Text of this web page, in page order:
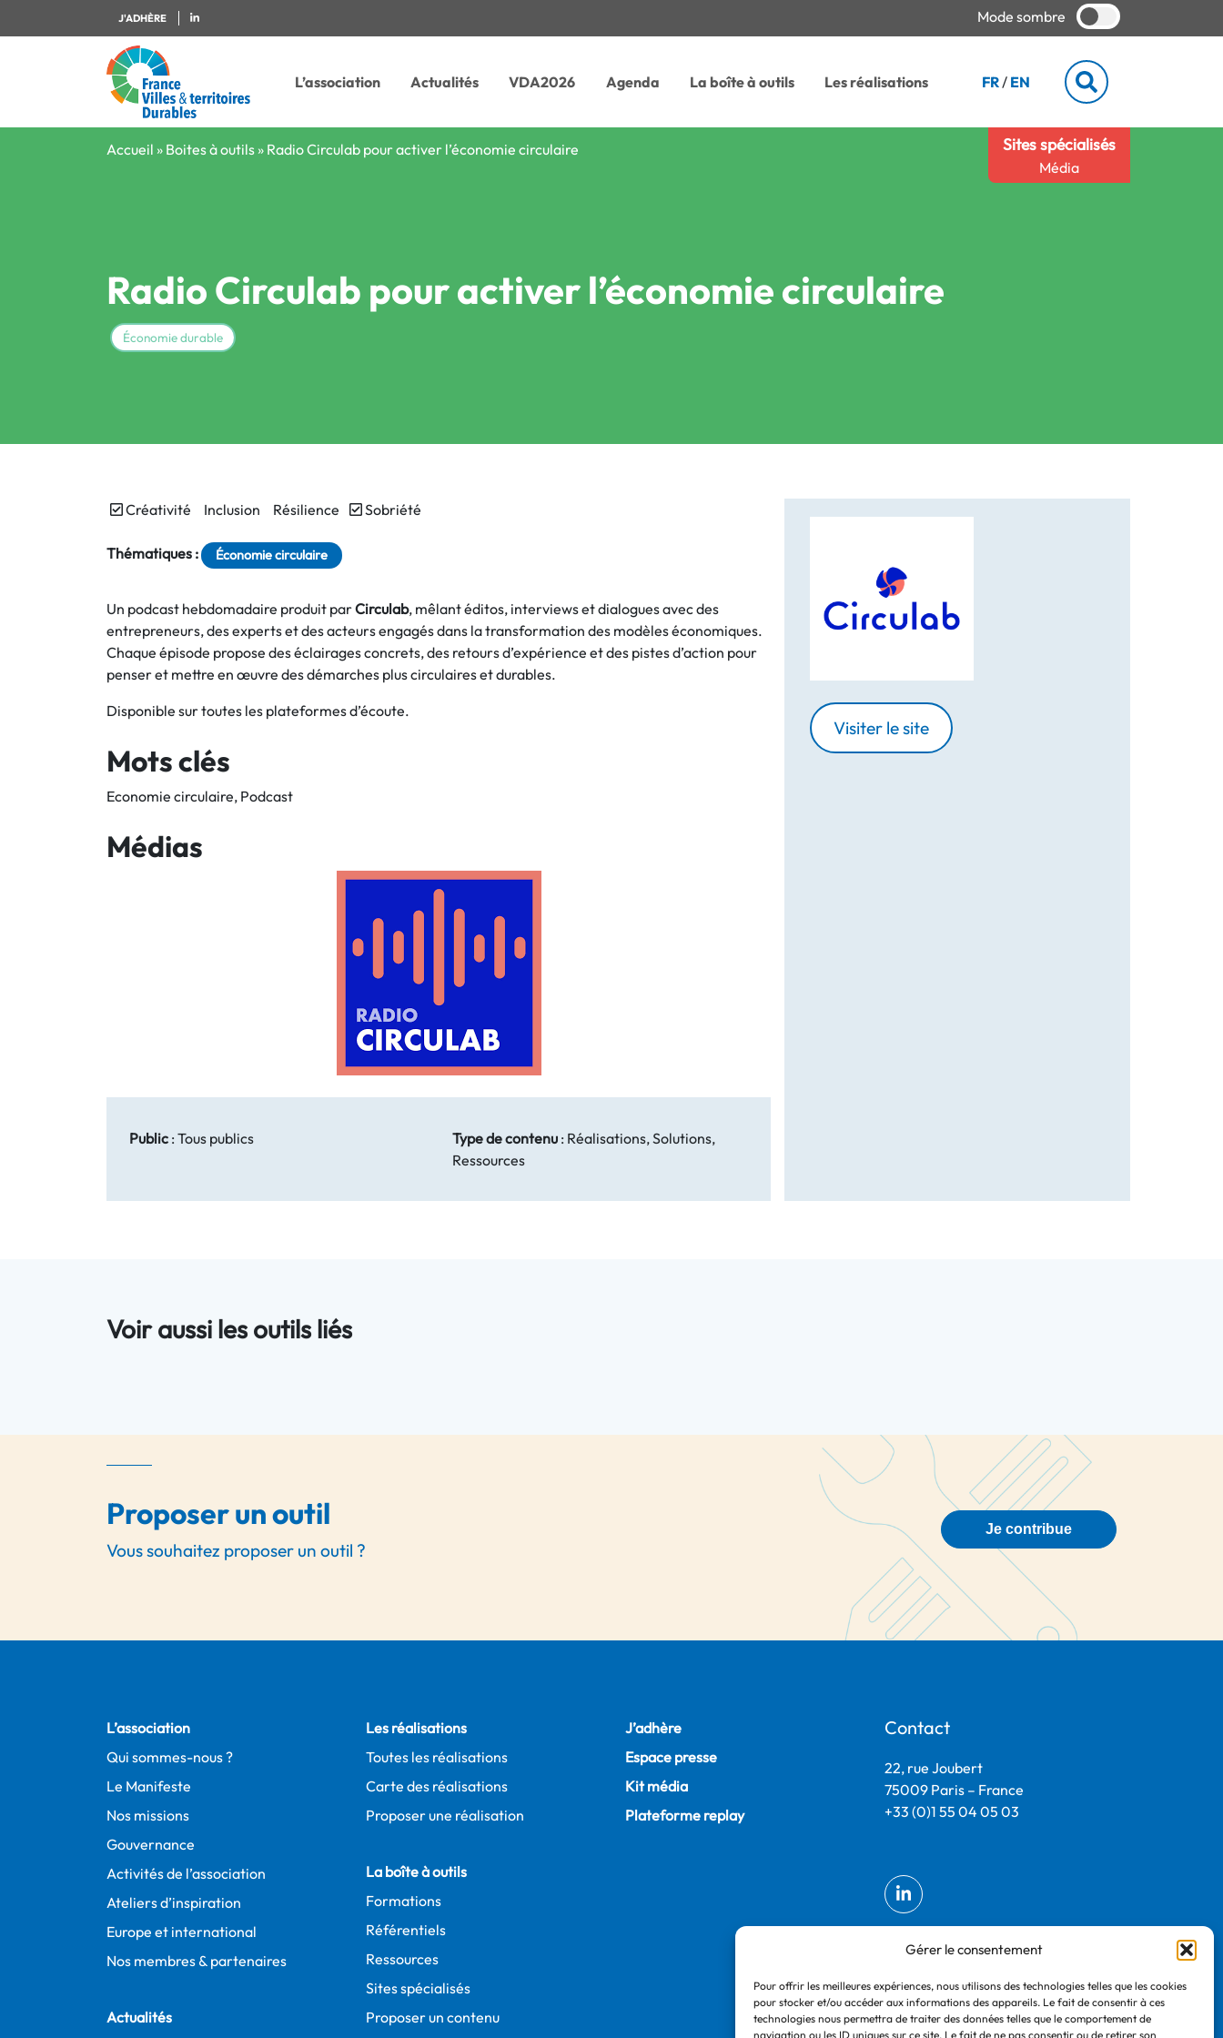
Gérer le consentement
Pour offrir les meilleures expériences, nous utilisons des technologies telles que les cookies
pour stocker et/ou accéder aux informations des appareils. Le fait de consentir à ces
technologies nous permettra de traiter des données telles que le comportement de
navigation ou les ID uniques sur ce site. Le fait de ne pas consentir ou de retirer son
J'ADHÈRE Mode sombre
L’association Actualités VDA2026 Agenda La boîte à outils Les réalisations FR / EN
Sites spécialisés
Média
Accueil » Boites à outils » Radio Circulab pour activer l’économie circulaire
Radio Circulab pour activer l’économie circulaire
Économie durable
Créativité Inclusion Résilience Sobriété
Thématiques : Économie circulaire
Un podcast hebdomadaire produit parCirculab, mêlant éditos, interviews et dialogues avec des
entrepreneurs, des experts et des acteurs engagés dans la transformation des modèles économiques.
Chaque épisode propose des éclairages concrets, des retours d’expérience et des pistes d’action pour
penser et mettre en œuvre des démarches plus circulaires et durables.
Disponible sur toutes les plateformes d’écoute.
Mots clés
Economie circulaire Podcast
Médias
Public : Tous publics Type de contenu : Réalisations, Solutions,
Ressources
Visiter le site
Voir aussi les outils liés
Proposer un outil
Vous souhaitez proposer un outil ?
Je contribue
L’association
Qui sommes-nous ?
Le Manifeste
Nos missions
Gouvernance
Activités de l’association
Ateliers d’inspiration
Europe et international
Nos membres & partenaires
Actualités
Les réalisations
Toutes les réalisations
Carte des réalisations
Proposer une réalisation
La boîte à outils
Formations
Référentiels
Ressources
Sites spécialisés
Proposer un contenu
J’adhère
Espace presse
Kit média
Plateforme replay
Contact
22, rue Joubert
75009 Paris – France
+33 (0)1 55 04 05 03